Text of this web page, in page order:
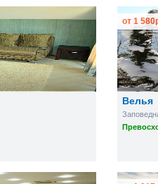
Велья
от 1 580